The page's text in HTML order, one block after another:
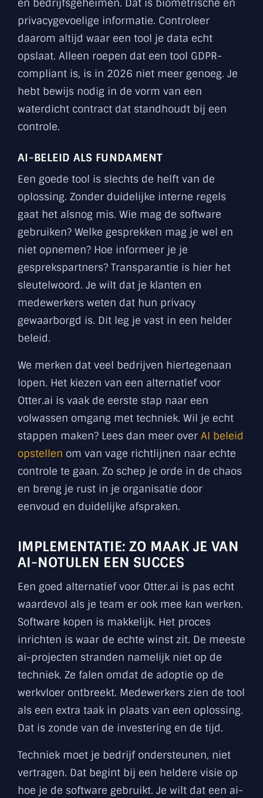
en bedrijfsgeheimen. Dat is biometrische en
privacygevoelige informatie. Controleer
daarom altijd waar een tool je data echt
opslaat. Alleen roepen dat een tool GDPR-
compliant is, is in 2026 niet meer genoeg. Je
hebt bewijs nodig in de vorm van een
waterdicht contract dat standhoudt bij een
controle.
AI-BELEID ALS FUNDAMENT
Een goede tool is slechts de helft van de
oplossing. Zonder duidelijke interne regels
gaat het alsnog mis. Wie mag de software
gebruiken? Welke gesprekken mag je wel en
niet opnemen? Hoe informeer je je
gesprekspartners? Transparantie is hier het
sleutelwoord. Je wilt dat je klanten en
medewerkers weten dat hun privacy
gewaarborgd is. Dit leg je vast in een helder
beleid.
We merken dat veel bedrijven hiertegenaan
lopen. Het kiezen van een alternatief voor
Otter.ai is vaak de eerste stap naar een
volwassen omgang met techniek. Wil je echt
stappen maken? Lees dan meer over AI beleid
opstellen om van vage richtlijnen naar echte
controle te gaan. Zo schep je orde in de chaos
en breng je rust in je organisatie door
eenvoud en duidelijke afspraken.
IMPLEMENTATIE: ZO MAAK JE VAN
AI-NOTULEN EEN SUCCES
Een goed alternatief voor Otter.ai is pas echt
waardevol als je team er ook mee kan werken.
Software kopen is makkelijk. Het proces
inrichten is waar de echte winst zit. De meeste
ai-projecten stranden namelijk niet op de
techniek. Ze falen omdat de adoptie op de
werkvloer ontbreekt. Medewerkers zien de tool
als een extra taak in plaats van een oplossing.
Dat is zonde van de investering en de tijd.
Techniek moet je bedrijf ondersteunen, niet
vertragen. Dat begint bij een heldere visie op
hoe je de software gebruikt. Je wilt dat een ai-